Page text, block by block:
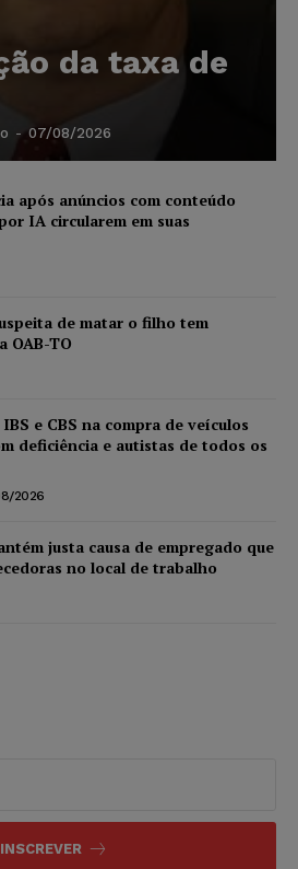
da taxa de
- 07/08/2026
após anúncios com conteúdo
IA circularem em suas
de matar o filho tem
OAB-TO
e CBS na compra de veículos
deficiência e autistas de todos os
2026
justa causa de empregado que
no local de trabalho
INSCREVER